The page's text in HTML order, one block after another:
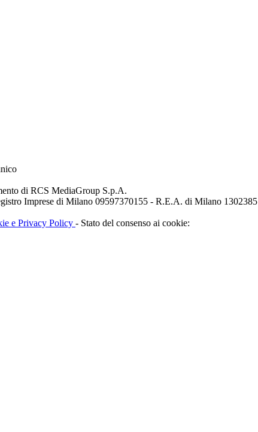
di RCS MediaGroup S.p.A.
Imprese di Milano 09597370155 - R.E.A. di Milano 1302385
e Privacy Policy - Stato del consenso ai cookie: